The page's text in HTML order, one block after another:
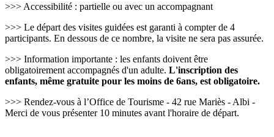
>>> Accessibilité : partielle ou avec un accompagnant
>>> Le départ des visites guidées est garanti à compter de 4
participants. En dessous de ce nombre, la visite ne sera pas assurée.
>>> Information importante : les enfants doivent être
obligatoirement accompagnés d'un adulte. L'inscription des
enfants, même gratuite pour les moins de 6ans, est obligatoire.
>>> Rendez-vous à l’Office de Tourisme - 42 rue Mariès - Albi -
Merci de vous présenter 10 minutes avant l'horaire de départ.